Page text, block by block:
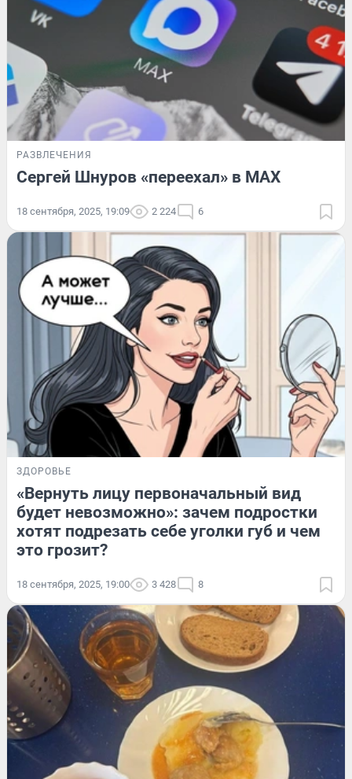
РАЗВЛЕЧЕНИЯ
Сергей Шнуров «переехал» в MAX
18 сентября, 2025, 19:09 2 224 6
ЗДОРОВЬЕ
«Вернуть лицу первоначальный вид
будет невозможно»: зачем подростки
хотят подрезать себе уголки губ и чем
это грозит?
18 сентября, 2025, 19:00 3 428 8